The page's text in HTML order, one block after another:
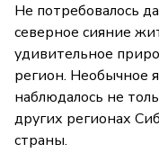
Не потребовалось
северное сияние
удивительное
регион. Необычное
наблюдалось не
других регионах
страны.